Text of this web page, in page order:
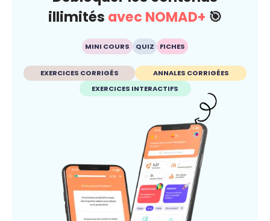
illimités avec NOMAD+ 🎯
MINI COURS QUIZ FICHES
EXERCICES CORRIGÉS
ANNALES CORRIGÉES
EXERCICES INTERACTIFS